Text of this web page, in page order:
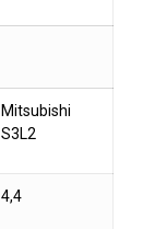
Mitsubishi
S3L2
4,4